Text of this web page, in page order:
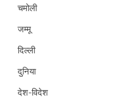
चमोली
जम्मू
दिल्ली
दुनिया
देश-विदेश